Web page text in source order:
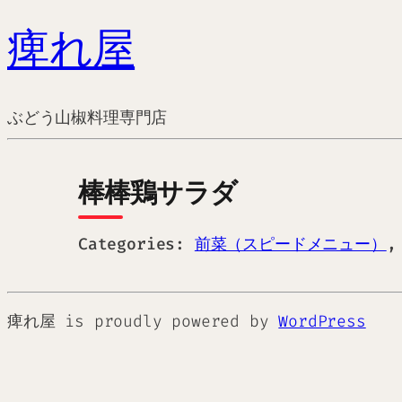
痺れ屋
ぶどう山椒料理専門店
棒棒鶏サラダ
Categories: 前菜（スピードメニュー）
痺れ屋 is proudly powered byWordPress